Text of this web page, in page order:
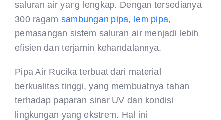
saluran air yang lengkap. Dengan tersedianya
300 ragam sambungan pipa, lem pipa,
pemasangan sistem saluran air menjadi lebih
efisien dan terjamin kehandalannya.
Pipa Air Rucika terbuat dari material
berkualitas tinggi, yang membuatnya tahan
terhadap paparan sinar UV dan kondisi
lingkungan yang ekstrem. Hal ini